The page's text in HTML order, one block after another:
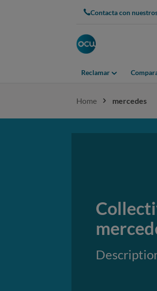
Contacta con
Reclamar
Home mercedes